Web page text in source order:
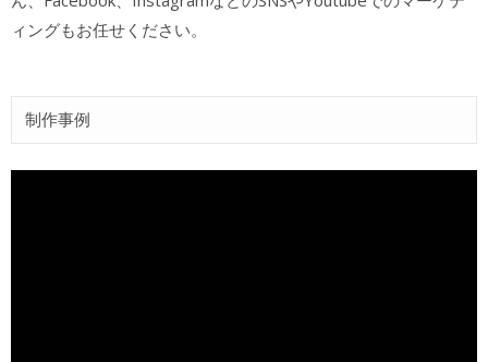
ィングもお任せください。
制作事例